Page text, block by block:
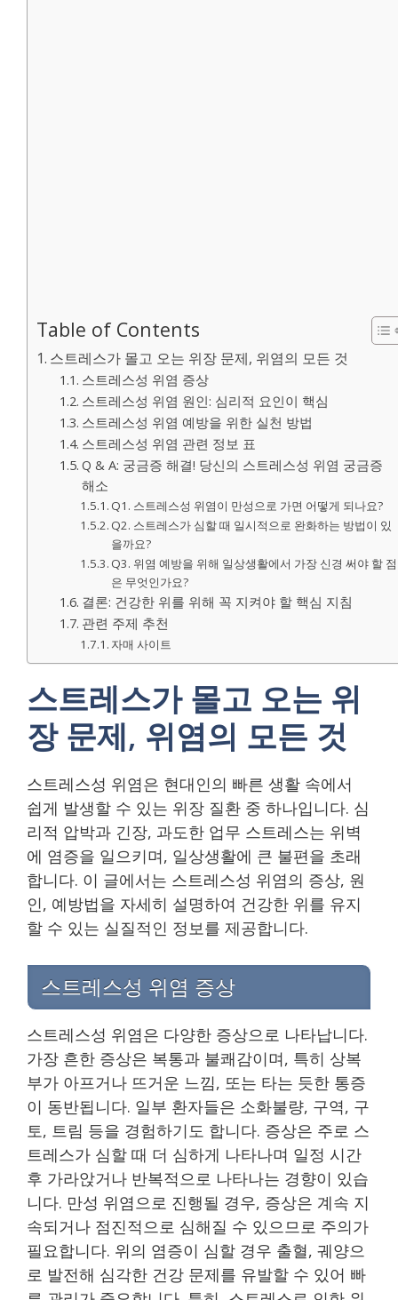
Table of Contents
스트레스가 몰고 오는 위장 문제, 위염의 모든 것
스트레스성 위염 증상
스트레스성 위염 원인: 심리적 요인이 핵심
스트레스성 위염 예방을 위한 실천 방법
스트레스성 위염 관련 정보 표
Q & A: 궁금증 해결! 당신의 스트레스성 위염 궁금증
해소
Q1. 스트레스성 위염이 만성으로 가면 어떻게 되나요?
Q2. 스트레스가 심할 때 일시적으로 완화하는 방법이 있
을까요?
Q3. 위염 예방을 위해 일상생활에서 가장 신경 써야 할 점
은 무엇인가요?
결론: 건강한 위를 위해 꼭 지켜야 할 핵심 지침
관련 주제 추천
자매 사이트
스트레스가 몰고 오는 위
장 문제, 위염의 모든 것
스트레스성 위염은 현대인의 빠른 생활 속에서
쉽게 발생할 수 있는 위장 질환 중 하나입니다. 심
리적 압박과 긴장, 과도한 업무 스트레스는 위벽
에 염증을 일으키며, 일상생활에 큰 불편을 초래
합니다. 이 글에서는 스트레스성 위염의 증상, 원
인, 예방법을 자세히 설명하여 건강한 위를 유지
할 수 있는 실질적인 정보를 제공합니다.
스트레스성 위염 증상
스트레스성 위염은 다양한 증상으로 나타납니다.
가장 흔한 증상은 복통과 불쾌감이며, 특히 상복
부가 아프거나 뜨거운 느낌, 또는 타는 듯한 통증
이 동반됩니다. 일부 환자들은 소화불량, 구역, 구
토, 트림 등을 경험하기도 합니다. 증상은 주로 스
트레스가 심할 때 더 심하게 나타나며 일정 시간
후 가라앉거나 반복적으로 나타나는 경향이 있습
니다. 만성 위염으로 진행될 경우, 증상은 계속 지
속되거나 점진적으로 심해질 수 있으므로 주의가
필요합니다. 위의 염증이 심할 경우 출혈, 궤양으
로 발전해 심각한 건강 문제를 유발할 수 있어 빠